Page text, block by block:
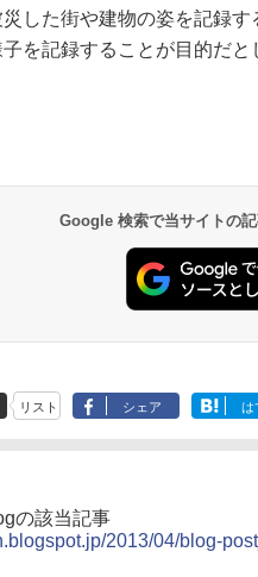
した街や建物の姿を記録す
を記録することが目的だと
Google 検索で当サイトの
リスト シェア は
の該当記事
2013/04/blog-